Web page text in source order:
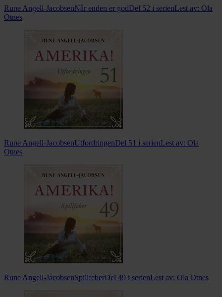
Rune Angell-JacobsenNår enden er godDel 52 i serienLest av: Ola
Otnes
Rune Angell-JacobsenUtfordringenDel 51 i serienLest av: Ola
Otnes
Rune Angell-JacobsenSpillfeberDel 49 i serienLest av: Ola Otnes